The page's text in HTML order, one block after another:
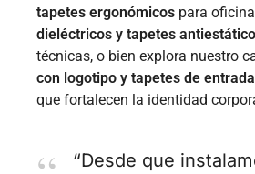
tapetes ergonómicos para
dieléctricos y tapetes
técnicas, o bien explora nuestro
con logotipo y tapetes de
que fortalecen la identidad
“Desde que